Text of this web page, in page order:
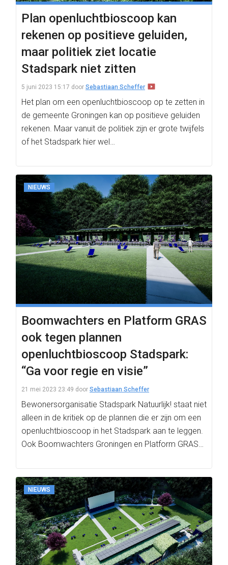
Plan openluchtbioscoop kan
rekenen op positieve geluiden,
maar politiek ziet locatie
Stadspark niet zitten
5 juni 2023 15:17 door Sebastiaan Scheffer
Het plan om een openluchtbioscoop op te zetten in
de gemeente Groningen kan op positieve geluiden
rekenen. Maar vanuit de politiek zijn er grote twijfels
of het Stadspark hier wel…
NIEUWS
Boomwachters en Platform GRAS
ook tegen plannen
openluchtbioscoop Stadspark:
“Ga voor regie en visie”
21 mei 2023 23:49 door Sebastiaan Scheffer
Bewonersorganisatie Stadspark Natuurlijk! staat niet
alleen in de kritiek op de plannen die er zijn om een
openluchtbioscoop in het Stadspark aan te leggen.
Ook Boomwachters Groningen en Platform GRAS…
NIEUWS